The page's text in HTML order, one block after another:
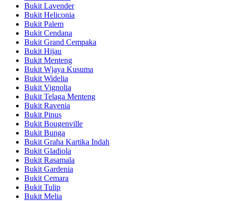
Bukit Lavender
Bukit Heliconia
Bukit Palem
Bukit Cendana
Bukit Grand Cempaka
Bukit Hijau
Bukit Menteng
Bukit Wjaya Kusuma
Bukit Widelia
Bukit Vignolia
Bukit Telaga Menteng
Bukit Ravenia
Bukit Pinus
Bukit Bougenville
Bukit Bunga
Bukit Graha Kartika Indah
Bukit Gladiola
Bukit Rasamala
Bukit Gardenia
Bukit Cemara
Bukit Tulip
Bukit Melia